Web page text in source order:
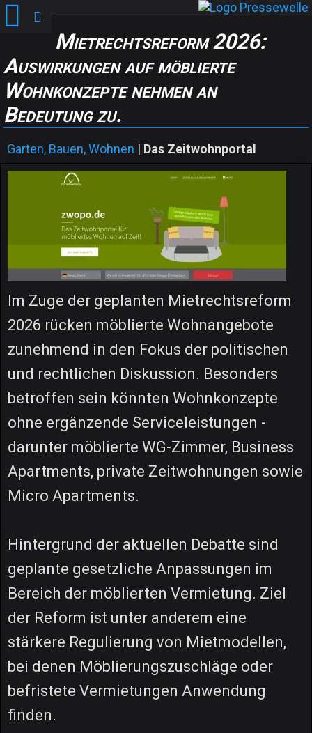
Mietrechtsreform 2026:
Auswirkungen auf möblierte
Wohnkonzepte nehmen an
Bedeutung zu.
Garten, Bauen, Wohnen | Das Zeitwohnportal
Im Zuge der geplanten Mietrechtsreform
2026 rücken möblierte Wohnangebote
zunehmend in den Fokus der politischen
und rechtlichen Diskussion. Besonders
betroffen sein könnten Wohnkonzepte
ohne ergänzende Serviceleistungen -
darunter möblierte WG-Zimmer, Business
Apartments, private Zeitwohnungen sowie
Micro Apartments.
Hintergrund der aktuellen Debatte sind
geplante gesetzliche Anpassungen im
Bereich der möblierten Vermietung. Ziel
der Reform ist unter anderem eine
stärkere Regulierung von Mietmodellen,
bei denen Möblierungszuschläge oder
befristete Vermietungen Anwendung
finden.